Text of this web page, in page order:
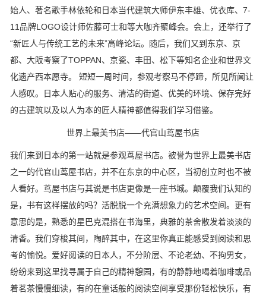
始人、著名歌手林依轮和日本当代建筑大师伊东丰雄、优衣库、7-
11品牌LOGO设计师佐藤可士和等大咖齐聚峰会。会上，还举行了
“新匠人与传统工艺的未来”高峰论坛。随后，我们又到东京、京
都、大阪考察了TOPPAN、京瓷、丰田、松下等知名企业和世界文
化遗产西本愿寺。 短短一周时间，参观考察马不停蹄，所见所闻让
人感叹。日本人贴心的服务、清洁的街道、优美的环境、保存完好
的古建筑以及以人为本的匠人精神都值得我们学习借鉴。
世界上最美书店——代官山茑屋书店
我们来到日本的第一站就是参观茑屋书店。被誉为世界上最美书店
之一的代官山茑屋书店，并不在东京的中心区，当初创立时也不被
人看好。茑屋书店与其说是书店更像是一座书城。颠覆我们认知的
是，书有这样摆放的吗？活脱脱一个充满想象力的艺术空间。更有
意思的是，熟悉的星巴克混搭在书海里，典雅的茶舍散发着淡淡的
清香。我们穿梭其间，陶醉其中，在这里你真正能感受到阅读和思
考的愉悦。爱好阅读的日本人，不分阶层、不论老幼、不拘男女，
纷纷来到这里找寻属于自己的精神憩园，有的静静地喝着咖啡或品
着茗茶慢慢细读，有的在童话般的阅读空间享受那份轻松快乐，有